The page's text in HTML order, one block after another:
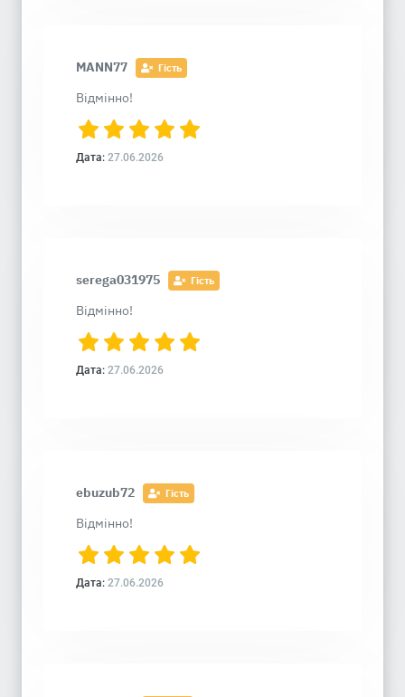
MANN77 Гість
Відмінно!
Дата: 27.06.2026
serega031975 Гість
Відмінно!
Дата: 27.06.2026
ebuzub72 Гість
Відмінно!
Дата: 27.06.2026